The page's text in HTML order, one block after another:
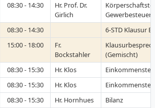
08:30 - 14:30
Hr. Prof. Dr.
Girlich
Gewerbesteuer
08:30 - 14:30
6-STD Klausur
15:00 - 18:00
Fr.
Bockstahler
(Gemischt)
08:30 - 15:30 Hr. Klos
08:30 - 15:30 Hr. Klos
08:30 - 15:30 Hr. Hornhues
Bilanz